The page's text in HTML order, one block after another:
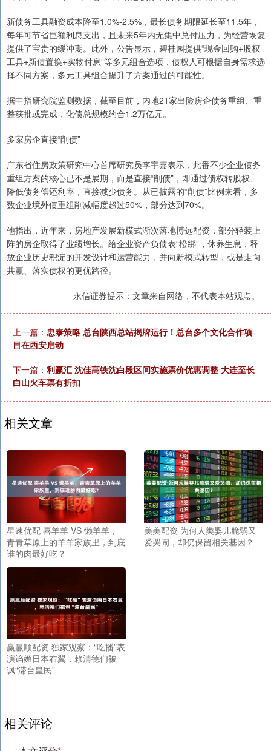
新债务工具融资成本降至1.0%-2.5%，最长债务期限延长至11.5年，
每年可节省巨额利息支出，且未来5年内无集中兑付压力，为经营恢复
提供了宝贵的缓冲期。此外，公告显示，碧桂园提供“现金回购+股权
工具+新债置换+实物付息”等多元组合选项，债权人可根据自身需求选
择不同方案，多元工具组合提升了方案通过的可能性。
据中指研究院监测数据，截至目前，内地21家出险房企债务重组、重
整获批或完成，化债总规模约合1.2万亿元。
多家房企直接“削债”
广东省住房政策研究中心首席研究员李宇嘉表示，此番不少企业债务
重组方案的核心已不是展期，而是直接“削债”，即通过债权转股权、
降低债务偿还利率，直接减少债务。从已披露的“削债”比例来看，多
数企业境外债重组削减幅度超过50%，部分达到70%。
他指出，近年来，房地产发展新模式渐次落地博远配资，部分轻装上
阵的房企取得了业绩增长。给企业资产负债表“松绑”，休养生息，释
放企业历史积淀的开发设计和运营能力，并向新模式转型，或是走向
共赢、落实债权的更优路径。
永信证券提示：文章来自网络，不代表本站观点。
上一篇： 忠泰策略 总台陕西总站揭牌运行！总台多个文化合作项
目在西安启动
下一篇： 利赢汇 沈佳高铁沈白段区间实施票价优惠调整 大连至长
白山火车票有折扣
相关文章
星速优配 喜羊羊 VS 懒羊羊，
青青草原上的羊羊家族里，到底
谁的肉最好吃？
美美配资 为何人类婴儿脆弱又
爱哭闹，却仍保留相关基因？
赢赢顺配资 独家观察：“吃播”表
演谄媚日本右翼，赖清德们被
讽“滞台皇民”
相关评论